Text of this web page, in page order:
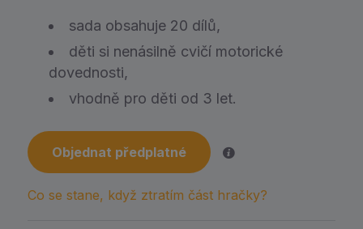
sada obsahuje 20 dílů,
děti si nenásilně cvičí motorické
dovednosti,
vhodně pro děti od 3 let.
Objednat předplatné
Co se stane, když ztratím část hračky?